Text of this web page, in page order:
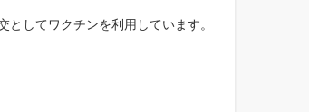
してワクチンを利用しています。